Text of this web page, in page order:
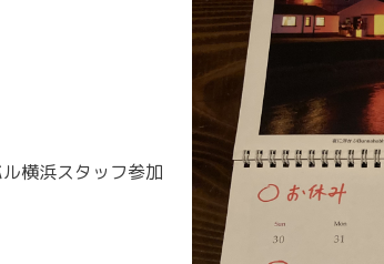
横浜スタッフ参加